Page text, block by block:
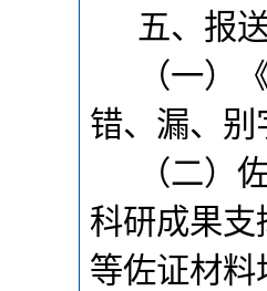
五、报
（一）
错、漏、
（二）
科研成果
等佐证材